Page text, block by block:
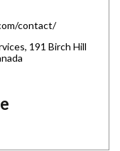
contact/
191 Birch Hill